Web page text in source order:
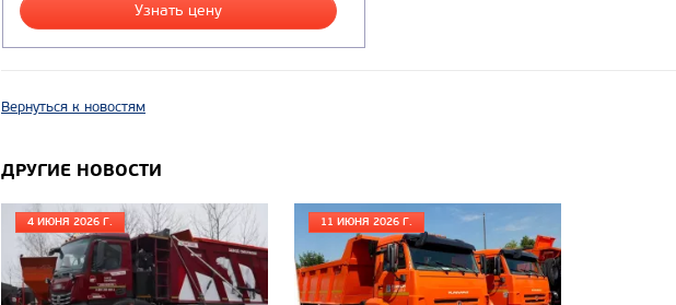
Узнать цену
Вернуться к новостям
ДРУГИЕ НОВОСТИ
4 ИЮНЯ 2026 Г. 11 ИЮНЯ 2026 Г.